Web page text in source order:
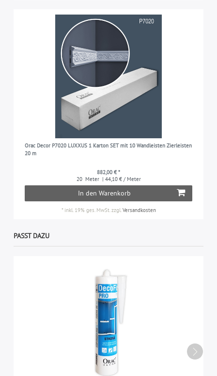
Orac Decor P7020 LUXXUS 1 Karton SET mit 10 Wandleisten Zierleisten
20 m
882,00 € *
20 Meter | 44,10 € / Meter
In den Warenkorb
* inkl. 19% ges. MwSt.zzgl.Versandkosten
PASST DAZU